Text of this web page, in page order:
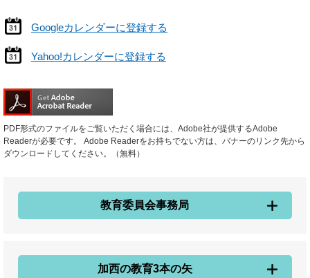
Googleカレンダーに登録する
Yahoo!カレンダーに登録する
PDF形式のファイルをご覧いただく場合には、Adobe社が提供するAdobe
Readerが必要です。
Adobe Readerをお持ちでない方は、バナーのリンク先から
ダウンロードしてください。（無料）
教育委員会事務局
加西の教育3本の矢